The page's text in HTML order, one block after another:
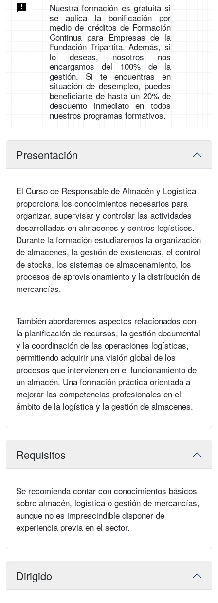
Nuestra formación es gratuita si
se aplica la bonificación por
medio de créditos de Formación
Continua para Empresas de la
Fundación Tripartita. Además, si
lo deseas, nosotros nos
encargamos del 100% de la
gestión. Si te encuentras en
situación de desempleo, puedes
beneficiarte de hasta un 20% de
descuento inmediato en todos
nuestros programas formativos.
Presentación
El Curso de Responsable de Almacén y Logística
proporciona los conocimientos necesarios para
organizar, supervisar y controlar las actividades
desarrolladas en almacenes y centros logísticos.
Durante la formación estudiaremos la organización
de almacenes, la gestión de existencias, el control
de stocks, los sistemas de almacenamiento, los
procesos de aprovisionamiento y la distribución de
mercancías.
También abordaremos aspectos relacionados con
la planificación de recursos, la gestión documental
y la coordinación de las operaciones logísticas,
permitiendo adquirir una visión global de los
procesos que intervienen en el funcionamiento de
un almacén. Una formación práctica orientada a
mejorar las competencias profesionales en el
ámbito de la logística y la gestión de almacenes.
Requisitos
Se recomienda contar con conocimientos básicos
sobre almacén, logística o gestión de mercancías,
aunque no es imprescindible disponer de
experiencia previa en el sector.
Dirigido